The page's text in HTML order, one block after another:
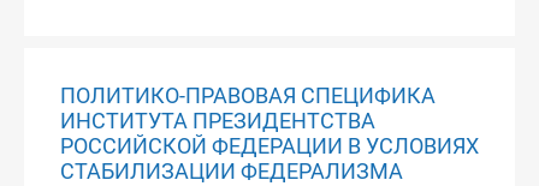
ПОЛИТИКО-ПРАВОВАЯ СПЕЦИФИКА
ИНСТИТУТА ПРЕЗИДЕНТСТВА
РОССИЙСКОЙ ФЕДЕРАЦИИ В УСЛОВИЯХ
СТАБИЛИЗАЦИИ ФЕДЕРАЛИЗМА